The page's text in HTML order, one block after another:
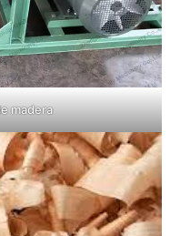
madera